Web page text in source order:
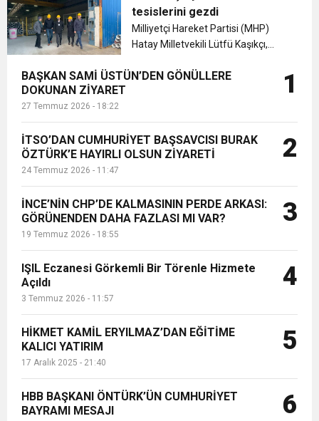
Cumhuriyet, Türk Milletinin Özgürlük
ve Onur Nişanesidir
6:19 HBB BAŞKANI ÖNTÜRK’ÜN
CUMHURİYET BAYRAMI MESAJI
17:36 KURUMLAR VERGİSİ ERTELENDİ
DUYURUSU
21:40 CEYLANDERE’DE BAŞKAN EMRAH
KARAÇAY’A SEVGİ SELİ
18:22 BAŞKAN SAMİ ÜSTÜN’DEN
ANADOLU’NUN ASIRLIK
LEZZETLERİNE YOLCULUK
ETKİNLİĞİ'NE KATILDI, COĞRAFİ
tesislerini gezdi
Milliyetçi Hareket Partisi (MHP)
Hatay Milletvekili Lütfü Kaşıkçı,
olan Organize Sanayi Bölgesinde
faaliyetlerini sürdüren HATBORU’yu
BAŞKAN SAMİ ÜSTÜN’DEN GÖNÜLLERE
DOKUNAN ZİYARET
27 Temmuz 2026 - 18:22
1
İTSO’DAN CUMHURİYET BAŞSAVCISI BURAK
ÖZTÜRK’E HAYIRLI OLSUN ZİYARETİ
24 Temmuz 2026 - 11:47
2
İNCE’NİN CHP’DE KALMASININ PERDE ARKASI:
GÖRÜNENDEN DAHA FAZLASI MI VAR?
19 Temmuz 2026 - 18:55
3
IŞIL Eczanesi Görkemli Bir Törenle Hizmete
Açıldı
3 Temmuz 2026 - 11:57
4
HİKMET KAMİL ERYILMAZ’DAN EĞİTİME
KALICI YATIRIM
17 Aralık 2025 - 21:40
5
HBB BAŞKANI ÖNTÜRK’ÜN CUMHURİYET
BAYRAMI MESAJI
6